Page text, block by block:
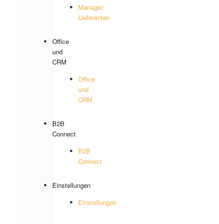
Manager:
Lieferanten
Office
und
CRM
Office
und
CRM
B2B
Connect
B2B
Connect
Einstellungen
Einstellungen